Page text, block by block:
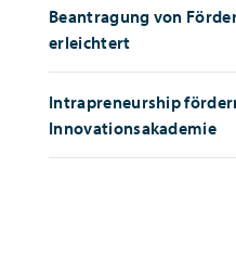
Beantragung von
erleichtert
Intrapreneurship
Innovationsakademie